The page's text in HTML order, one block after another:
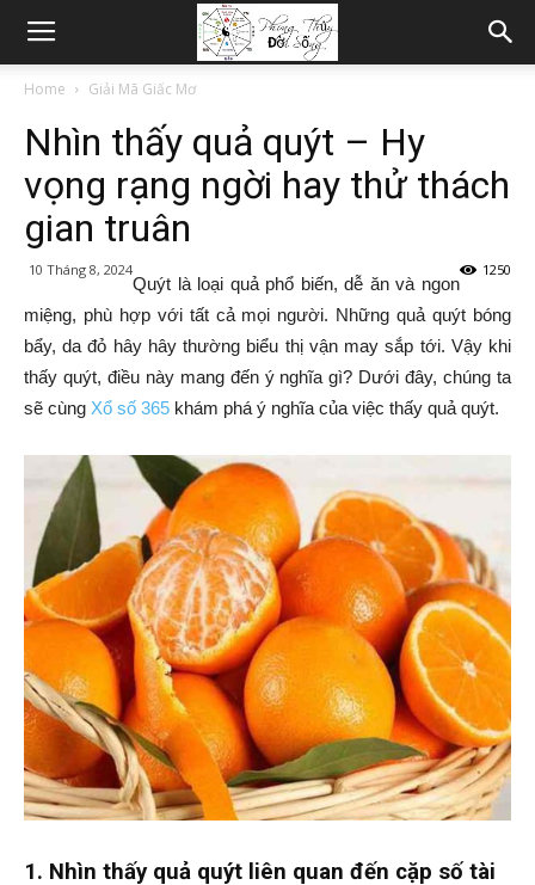
Home Giải Mã Giấc Mơ
Nhìn thấy quả quýt – Hy
vọng rạng ngời hay thử thách
gian truân
10 Tháng 8, 2024 1250
Quýt là loại quả phổ biến, dễ ăn và ngon
miệng, phù hợp với tất cả mọi người. Những quả quýt bóng
bẩy, da đỏ hây hây thường biểu thị vận may sắp tới. Vậy khi
thấy quýt, điều này mang đến ý nghĩa gì? Dưới đây, chúng ta
sẽ cùng Xổ số 365 khám phá ý nghĩa của việc thấy quả quýt.
1. Nhìn thấy quả quýt liên quan đến cặp số tài